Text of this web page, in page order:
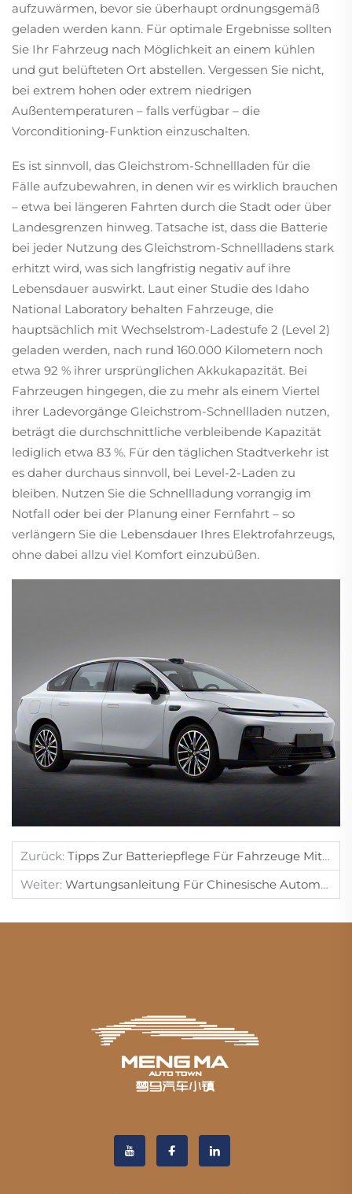
aufzuwärmen, bevor sie überhaupt ordnungsgemäß
geladen werden kann. Für optimale Ergebnisse sollten
Sie Ihr Fahrzeug nach Möglichkeit an einem kühlen
und gut belüfteten Ort abstellen. Vergessen Sie nicht,
bei extrem hohen oder extrem niedrigen
Außentemperaturen – falls verfügbar – die
Vorconditioning-Funktion einzuschalten.
Es ist sinnvoll, das Gleichstrom-Schnellladen für die
Fälle aufzubewahren, in denen wir es wirklich brauchen
– etwa bei längeren Fahrten durch die Stadt oder über
Landesgrenzen hinweg. Tatsache ist, dass die Batterie
bei jeder Nutzung des Gleichstrom-Schnellladens stark
erhitzt wird, was sich langfristig negativ auf ihre
Lebensdauer auswirkt. Laut einer Studie des Idaho
National Laboratory behalten Fahrzeuge, die
hauptsächlich mit Wechselstrom-Ladestufe 2 (Level 2)
geladen werden, nach rund 160.000 Kilometern noch
etwa 92 % ihrer ursprünglichen Akkukapazität. Bei
Fahrzeugen hingegen, die zu mehr als einem Viertel
ihrer Ladevorgänge Gleichstrom-Schnellladen nutzen,
beträgt die durchschnittliche verbleibende Kapazität
lediglich etwa 83 %. Für den täglichen Stadtverkehr ist
es daher durchaus sinnvoll, bei Level-2-Laden zu
bleiben. Nutzen Sie die Schnellladung vorrangig im
Notfall oder bei der Planung einer Fernfahrt – so
verlängern Sie die Lebensdauer Ihres Elektrofahrzeugs,
ohne dabei allzu viel Komfort einzubüßen.
Zurück: Tipps Zur Batteriepflege Für Fahrzeuge Mit Neuer Energie.
Weiter: Wartungsanleitung Für Chinesische Automotoren.